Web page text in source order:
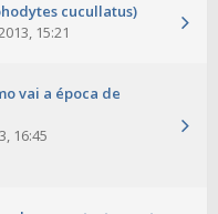
cucullatus)
15:21
vai a época de
16:45